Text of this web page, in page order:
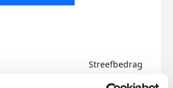
Streefbedrag
€500